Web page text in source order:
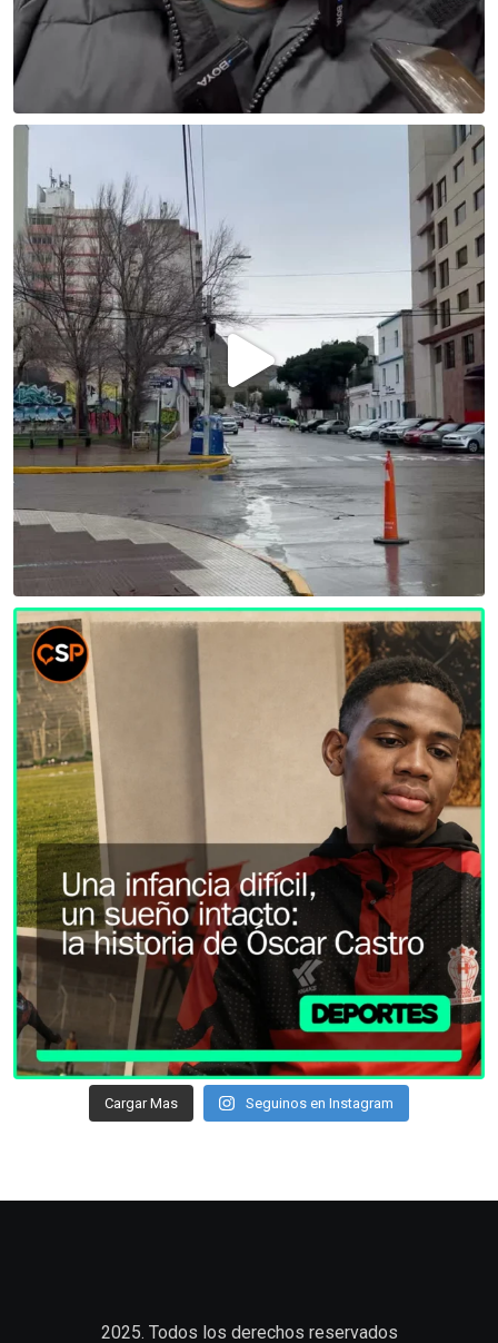
Cargar Mas Seguinos en Instagram
2025. Todos los derechos reservados